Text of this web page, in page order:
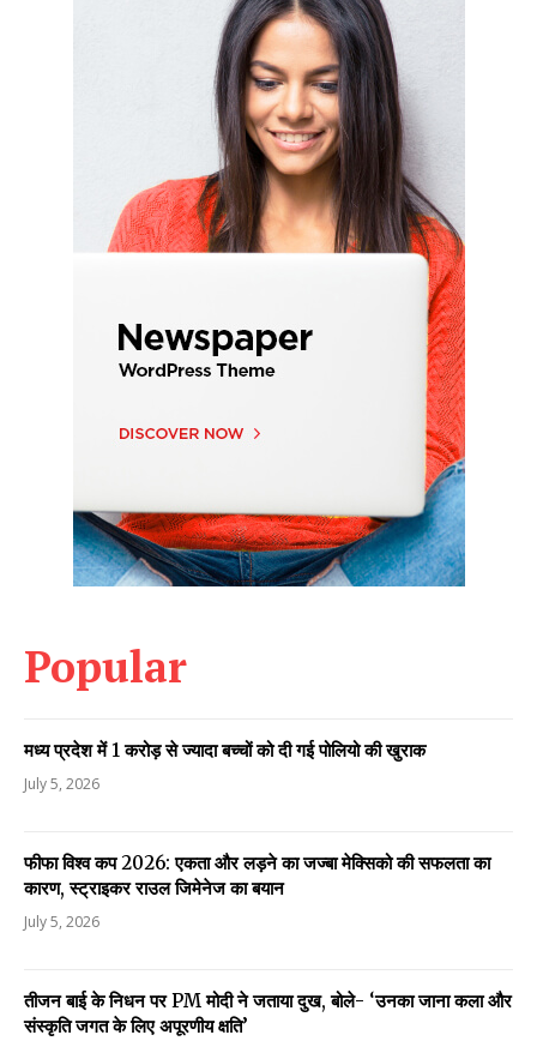
Popular
मध्य प्रदेश में 1 करोड़ से ज्यादा बच्चों को दी गई पोलियो की खुराक
July 5, 2026
फीफा विश्व कप 2026: एकता और लड़ने का जज्बा मेक्सिको की सफलता का
कारण, स्ट्राइकर राउल जिमेनेज का बयान
July 5, 2026
तीजन बाई के निधन पर PM मोदी ने जताया दुख, बोले- ‘उनका जाना कला और
संस्कृति जगत के लिए अपूरणीय क्षति’